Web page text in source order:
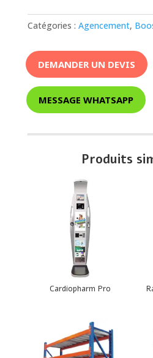
Catégories : Agencement,
DEMANDER UN DEVIS
MESSAGE WHATSAPP
Produits
Cardiopharm Pro